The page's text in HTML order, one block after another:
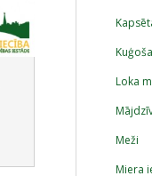
Loka
Meži
Miera